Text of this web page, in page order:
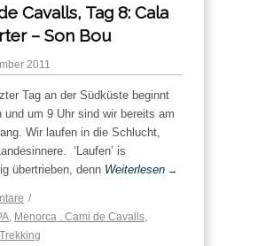
Cavalls, Tag 8: Cala
– Son Bou
2011
Tag an der Südküste beginnt
und um 9 Uhr sind wir bereits am
Wir laufen in die Schlucht,
‘Laufen’ is
übertrieben, denn Weiterlesen →
/
Menorca . Cami de Cavalls
Trekking